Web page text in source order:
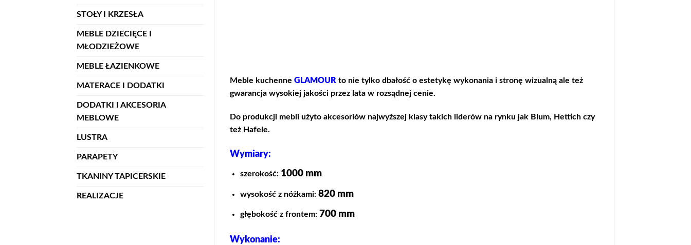
STOŁY I KRZESŁA
MEBLE DZIECIĘCE I
MŁODZIEŻOWE
MEBLE ŁAZIENKOWE
MATERACE I DODATKI
DODATKI I AKCESORIA
MEBLOWE
LUSTRA
PARAPETY
TKANINY TAPICERSKIE
REALIZACJE
Meble kuchenne GLAMOURto nie tylko dbałość o estetykę wykonania i stronę wizualną ale też
gwarancja wysokiej jakości przez lata w rozsądnej cenie.
Do produkcji mebli użyto akcesoriów najwyższej klasy takich liderów na rynku jak Blum, Hettich czy
też Hafele.
Wymiary:
szerokość: 1000 mm
wysokość z nóżkami:820 mm
głębokość z frontem: 700 mm
Wykonanie: